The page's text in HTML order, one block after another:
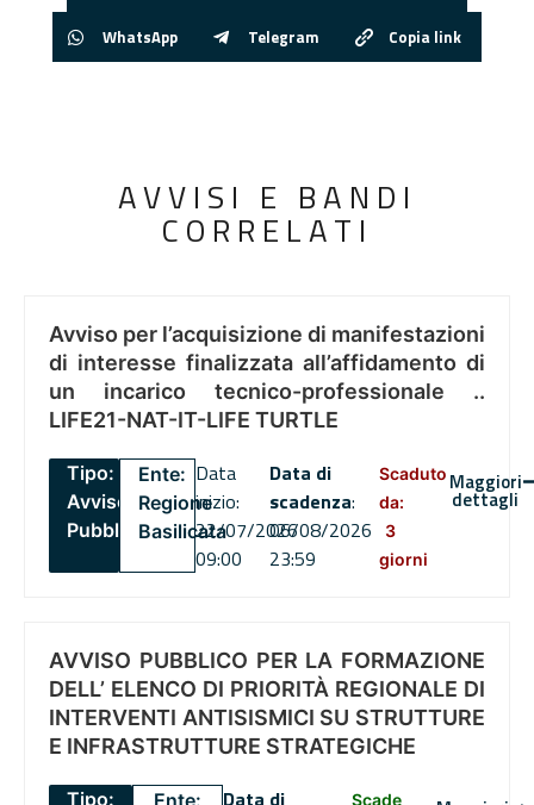
WhatsApp Telegram Copia link
AVVISI E BANDI
CORRELATI
Avviso per l’acquisizione di manifestazioni
di interesse finalizzata all’affidamento di
un incarico tecnico-professionale ..
LIFE21-NAT-IT-LIFE TURTLE
Tipo:
Avviso
Pubblico
Ente:
Regione
Basilicata
Data
inizio:
22/07/2026
09:00
Data di
scadenza:
06/08/2026
23:59
Scaduto
da:
3
giorni
Maggiori
dettagli
AVVISO PUBBLICO PER LA FORMAZIONE
DELL’ ELENCO DI PRIORITÀ REGIONALE DI
INTERVENTI ANTISISMICI SU STRUTTURE
E INFRASTRUTTURE STRATEGICHE
Tipo: Scade